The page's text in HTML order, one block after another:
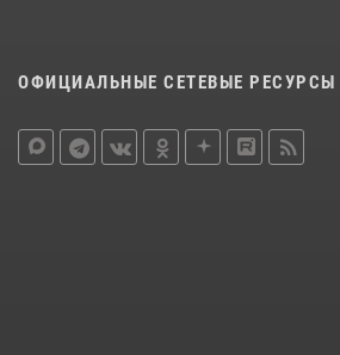
ОФИЦИАЛЬНЫЕ СЕТЕВЫЕ РЕСУРСЫ